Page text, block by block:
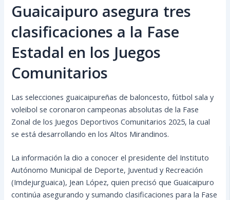
Guaicaipuro asegura tres
clasificaciones a la Fase
Estadal en los Juegos
Comunitarios
Las selecciones guaicaipureñas de baloncesto, fútbol sala y
voleibol se coronaron campeonas absolutas de la Fase
Zonal de los Juegos Deportivos Comunitarios 2025, la cual
se está desarrollando en los Altos Mirandinos.
La información la dio a conocer el presidente del Instituto
Autónomo Municipal de Deporte, Juventud y Recreación
(Imdejurguaica), Jean López, quien precisó que Guaicaipuro
continúa asegurando y sumando clasificaciones para la Fase